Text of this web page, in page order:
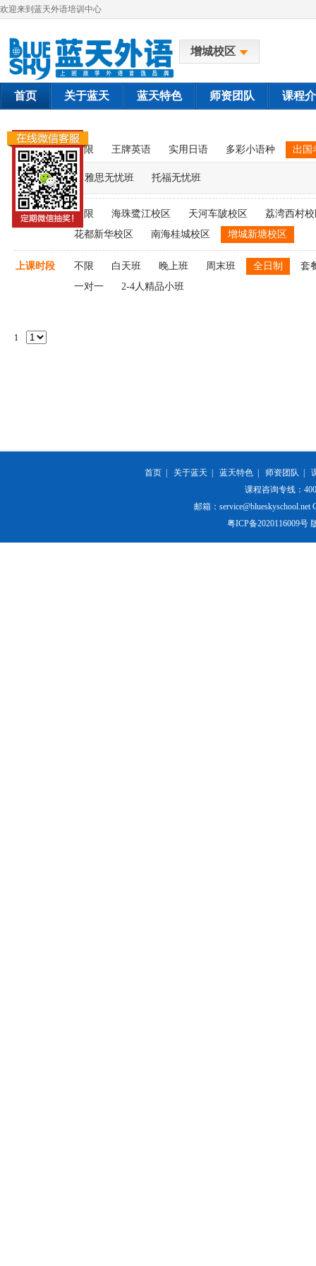
欢迎来到蓝天外语培训中心
增城校区
首页 关于蓝天 蓝天特色 师资团队 课程
课程类别 不限 王牌英语 实用日语 多彩小语种 出国
雅思无忧班 托福无忧班
上课校区 不限 海珠鹭江校区 天河车陂校区
荔湾西村
花都新华校区
南海桂城校区 增城新塘校区
上课时段 不限 白天班 晚上班 周末班 全日制
套
一对一
2-4人精品小班
1
首页 关于蓝天 蓝天特色 师资团队
课程咨询专线：
邮箱：service@blueskyschool.net
粤ICP备2020116009号